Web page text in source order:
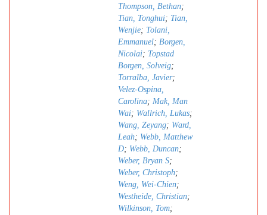
Thompson, Bethan;
Tian, Tonghui; Tian,
Wenjie; Tolani,
Emmanuel; Borgen,
Nicolai; Topstad
Borgen, Solveig;
Torralba, Javier;
Velez-Ospina,
Carolina; Mak, Man
Wai; Wallrich, Lukas;
Wang, Zeyang; Ward,
Leah; Webb, Matthew
D; Webb, Duncan;
Weber, Bryan S;
Weber, Christoph;
Weng, Wei-Chien;
Westheide, Christian;
Wilkinson, Tom;